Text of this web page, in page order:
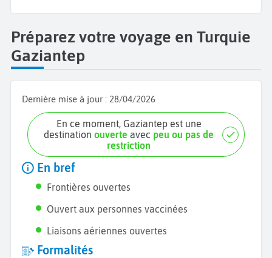
Préparez votre voyage en Turquie
Gaziantep
Dernière mise à jour : 28/04/2026
En ce moment, Gaziantep est une
destinationouverte avec peu ou pas de
restriction
En bref
Frontières ouvertes
Ouvert aux personnes vaccinées
Liaisons aériennes ouvertes
Formalités